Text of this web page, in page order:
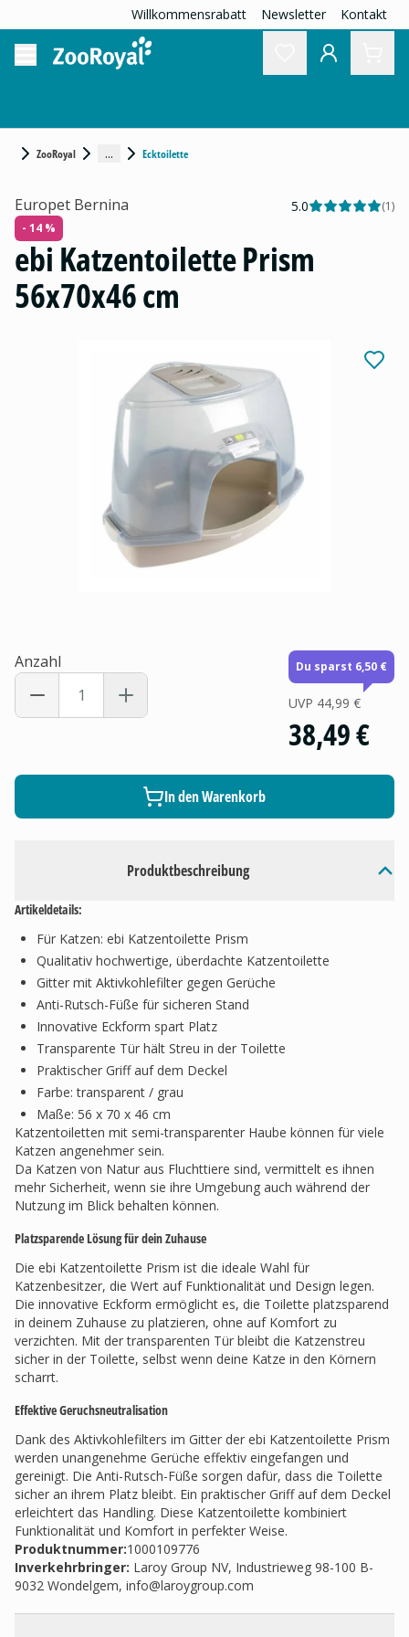
Willkommensrabatt Newsletter Kontakt
ZooRoyal ... Ecktoilette
Produktbeschreibung
Artikeldetails:
Für Katzen: ebi Katzentoilette Prism
Qualitativ hochwertige, überdachte Katzentoilette
Gitter mit Aktivkohlefilter gegen Gerüche
Anti-Rutsch-Füße für sicheren Stand
Innovative Eckform spart Platz
Transparente Tür hält Streu in der Toilette
Praktischer Griff auf dem Deckel
Farbe: transparent / grau
Maße: 56 x 70 x 46 cm
Katzentoiletten mit semi-transparenter Haube können für viele
Katzen angenehmer sein.
Da Katzen von Natur aus Fluchttiere sind, vermittelt es ihnen
mehr Sicherheit, wenn sie ihre Umgebung auch während der
Nutzung im Blick behalten können.
Platzsparende Lösung für dein Zuhause
Die ebi Katzentoilette Prism ist die ideale Wahl für
Katzenbesitzer, die Wert auf Funktionalität und Design legen.
Die innovative Eckform ermöglicht es, die Toilette platzsparend
in deinem Zuhause zu platzieren, ohne auf Komfort zu
verzichten. Mit der transparenten Tür bleibt die Katzenstreu
sicher in der Toilette, selbst wenn deine Katze in den Körnern
scharrt.
Effektive Geruchsneutralisation
Dank des Aktivkohlefilters im Gitter der ebi Katzentoilette Prism
werden unangenehme Gerüche effektiv eingefangen und
gereinigt. Die Anti-Rutsch-Füße sorgen dafür, dass die Toilette
sicher an ihrem Platz bleibt. Ein praktischer Griff auf dem Deckel
erleichtert das Handling. Diese Katzentoilette kombiniert
Funktionalität und Komfort in perfekter Weise.
Produktnummer:1000109776
Inverkehrbringer: Laroy Group NV, Industrieweg 98-100 B-
9032 Wondelgem, info@laroygroup.com
Europet Bernina 5.0 (1)
- 14 %
ebi Katzentoilette Prism
56x70x46 cm
Anzahl Du sparst 6,50 €
UVP 44,99 €
38,49 €
In den Warenkorb